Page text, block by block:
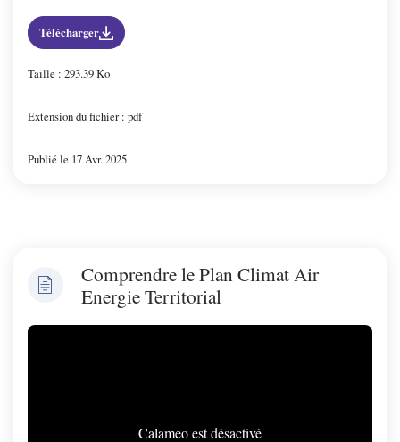
Télécharger
Taille : 293.39 Ko
Extension du fichier : pdf
Publié le 17 Avr. 2025
Comprendre le Plan Climat Air
Energie Territorial
Calameo est désactivé